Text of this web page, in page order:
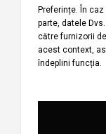
Politica
privind
utilizarea
modulelor de
tip cookie
Termeni și
condiții
campanie